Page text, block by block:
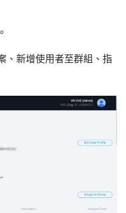
、新增使用者至群組、指